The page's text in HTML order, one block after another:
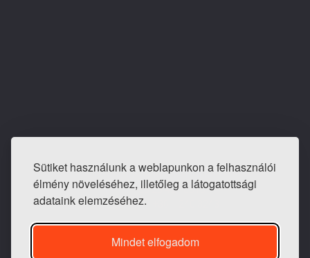
Sütiket használunk a weblapunkon a felhasználói
élmény növeléséhez, illetőleg a látogatottsági
adataink elemzéséhez.
Mindet elfogadom
E-mail: info@tapeta-bolt.hu
Mobil:+36 20 421 0810
Telefon / fax: